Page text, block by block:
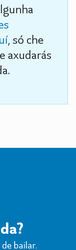
, só che
axudarás
bailar.